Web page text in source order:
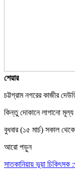
শেয়ার
চট্টগ্রাম নগরের কাজীর
কিন্তু দোকানে লাগানো মূল্য
বুধবার (১৫ মার্চ) সকাল
আরো পড়ুন
সাতকানিয়ায় ভূয়া